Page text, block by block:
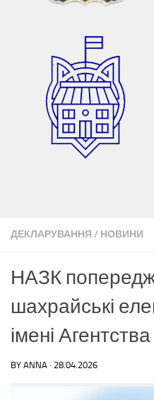
ДЕКЛАРУВАННЯ / НОВИНИ
НАЗК
шахрайські
імені Агентства
BY ANNA · 28.04.2026